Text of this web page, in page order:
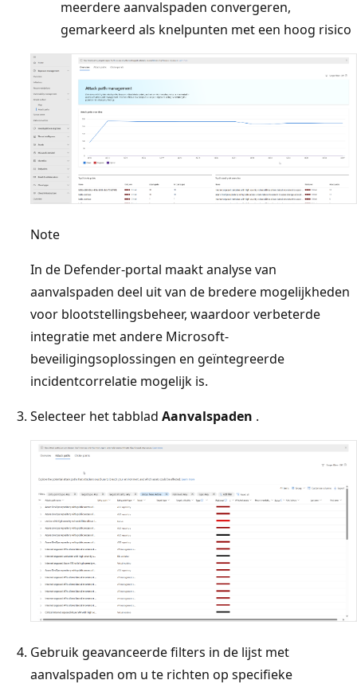
meerdere aanvalspaden convergeren,
gemarkeerd als knelpunten met een hoog risico
Note
In de Defender-portal maakt analyse van
aanvalspaden deel uit van de bredere mogelijkheden
voor blootstellingsbeheer, waardoor verbeterde
integratie met andere Microsoft-
beveiligingsoplossingen en geïntegreerde
incidentcorrelatie mogelijk is.
Selecteer het tabblad Aanvalspaden .
Gebruik geavanceerde filters in de lijst met
aanvalspaden om u te richten op specifieke